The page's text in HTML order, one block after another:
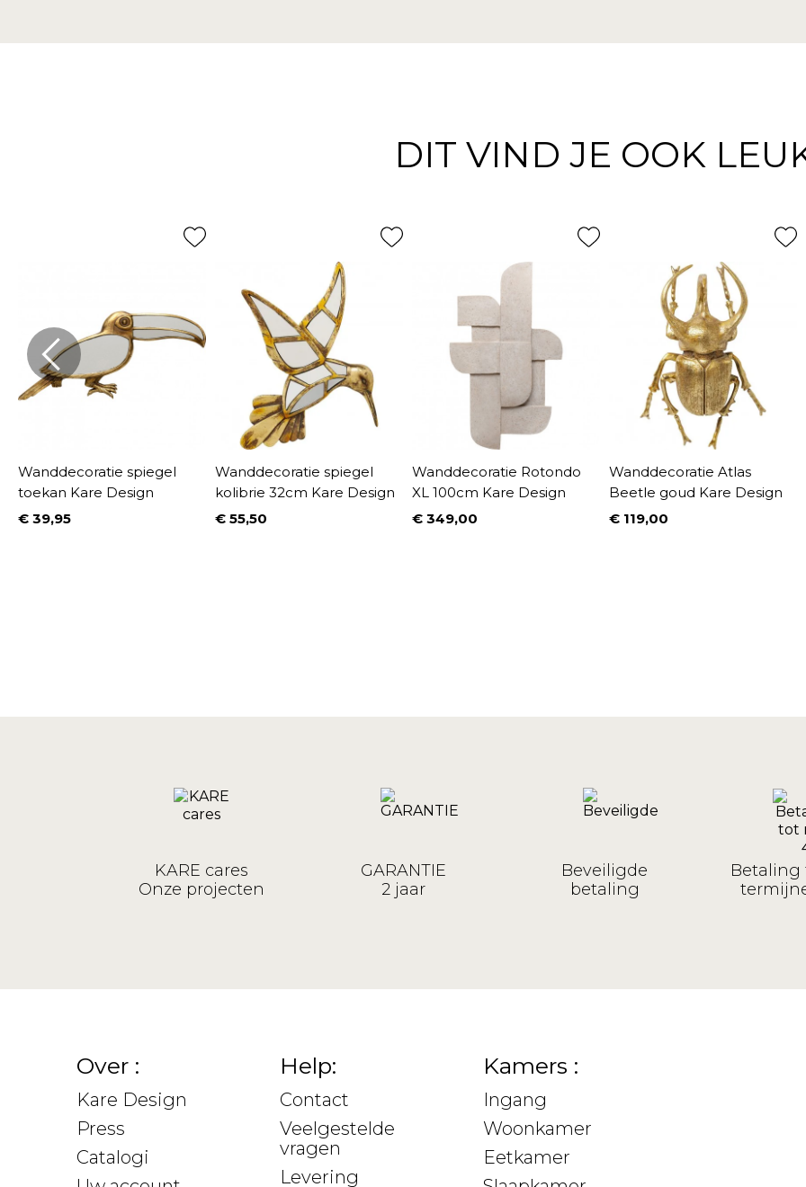
DIT VIND JE OOK
Wanddecoratie spiegel
toekan Kare Design
Prijs
€ 39,95
Wanddecoratie spiegel
kolibrie 32cm Kare Design
Prijs
€ 55,50
Wanddecoratie Rotondo
XL 100cm Kare Design
Prijs
€ 349,00
Wanddecoratie Atlas
Beetle goud Kare Design
Prijs
€ 119,00
KARE cares
Onze projecten
GARANTIE
2 jaar
Beveiligde
betaling
Betaling
Over :
Kare Design
Press
Catalogi
Help:
Contact
Veelgestelde
vragen
Levering
Kamers :
Ingang
Woonkamer
Eetkamer